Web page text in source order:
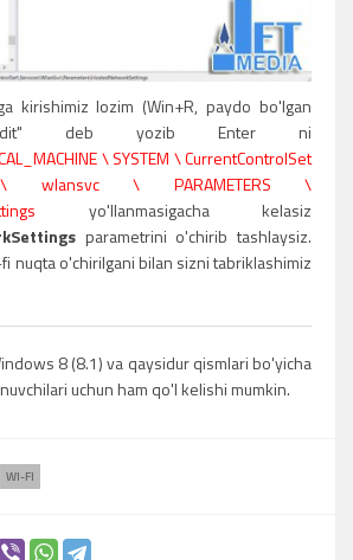
kirishimiz lozim (Win+R, paydo bo'lgan
deb yozib Enter ni
\ SYSTEM \ CurrentControlSet
\ PARAMETERS \
yo'llanmasigacha kelasiz
parametrini o'chirib tashlaysiz.
nuqta o'chirilgani bilan sizni tabriklashimiz
8 (8.1) va qaysidur qismlari bo'yicha
uchun ham qo'l kelishi mumkin.
WI-FI